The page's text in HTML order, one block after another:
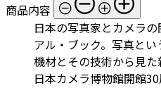
商品内容
日本の写真家とカメラ
アル・ブック。写真と
機材とその技術から見た
日本カメラ博物館開館30